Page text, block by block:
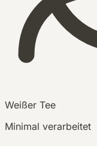
Weißer Tee
Minimal verarbeitet